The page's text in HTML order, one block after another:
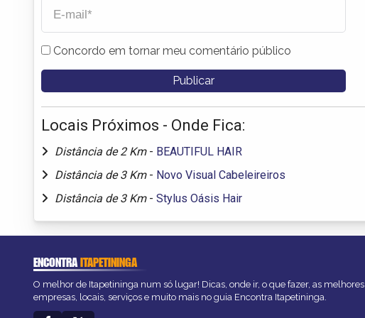
Concordo em tornar meu comentário público
Locais Próximos - Onde Fica:
Distância de 2 Km - BEAUTIFUL HAIR
Distância de 3 Km - Novo Visual Cabeleireiros
Distância de 3 Km - Stylus Oásis Hair
ENCONTRAITAPETININGA
O melhor de Itapetininga num só lugar! Dicas, onde ir, o que fazer, as melhores
empresas, locais, serviços e muito mais no guia Encontra Itapetininga.